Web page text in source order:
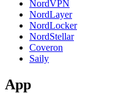
NordVPN
NordLayer
NordLocker
NordStellar
Coveron
Saily
App